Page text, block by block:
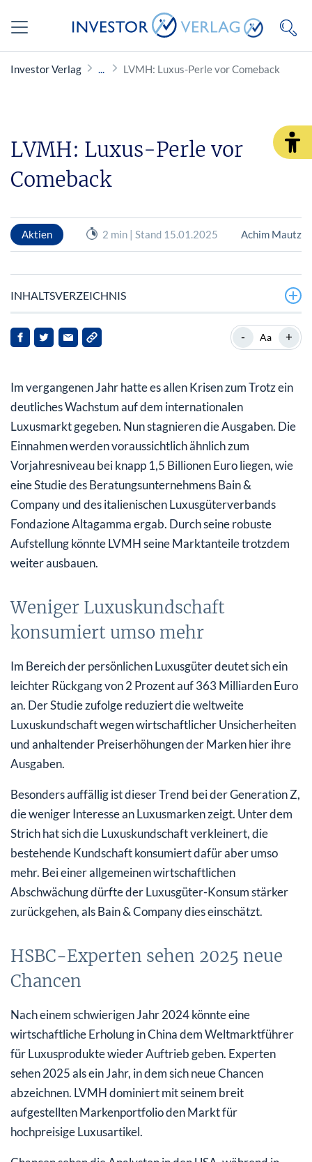
Investor Verlag LVMH: Luxus-Perle vor Comeback
LVMH: Luxus-Perle vor
Comeback
Aktien 2 min | Stand 15.01.2025 Achim Mautz
INHALTSVERZEICHNIS
Weniger Luxuskundschaft konsumiert umso mehr
Bewertung
Charttechnischer Blick
Fazit
- Aa +
Im vergangenen Jahr hatte es allen Krisen zum Trotz ein
deutliches Wachstum auf dem internationalen
Luxusmarkt gegeben. Nun stagnieren die Ausgaben. Die
Einnahmen werden voraussichtlich ähnlich zum
Vorjahresniveau bei knapp 1,5 Billionen Euro liegen, wie
eine Studie des Beratungsunternehmens Bain &
Company und des italienischen Luxusgüterverbands
Fondazione Altagamma ergab. Durch seine robuste
Aufstellung könnte LVMH seine Marktanteile trotzdem
weiter ausbauen.
Weniger Luxuskundschaft
konsumiert umso mehr
Im Bereich der persönlichen Luxusgüter deutet sich ein
leichter Rückgang von 2 Prozent auf 363 Milliarden Euro
an. Der Studie zufolge reduziert die weltweite
Luxuskundschaft wegen wirtschaftlicher Unsicherheiten
und anhaltender Preiserhöhungen der Marken hier ihre
Ausgaben.
Besonders auffällig ist dieser Trend bei der Generation Z,
die weniger Interesse an Luxusmarken zeigt. Unter dem
Strich hat sich die Luxuskundschaft verkleinert, die
bestehende Kundschaft konsumiert dafür aber umso
mehr. Bei einer allgemeinen wirtschaftlichen
Abschwächung dürfte der Luxusgüter-Konsum stärker
zurückgehen, als Bain & Company dies einschätzt.
HSBC-Experten sehen 2025 neue
Chancen
Nach einem schwierigen Jahr 2024 könnte eine
wirtschaftliche Erholung in China dem Weltmarktführer
für Luxusprodukte wieder Auftrieb geben. Experten
sehen 2025 als ein Jahr, in dem sich neue Chancen
abzeichnen. LVMH dominiert mit seinem breit
aufgestellten Markenportfolio den Markt für
hochpreisige Luxusartikel.